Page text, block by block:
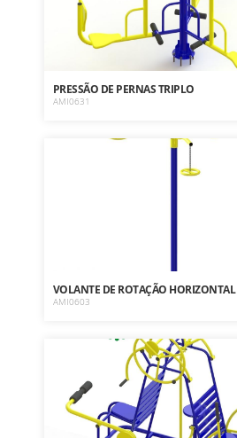
PRESSÃO DE PERNAS TRIPLO
AMI0631
VOLANTE DE ROTAÇÃO HORIZONTAL
AMI0603